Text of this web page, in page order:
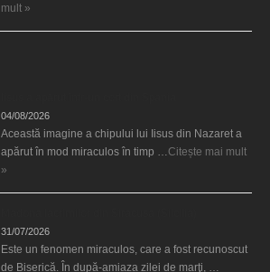
mult »
04/08/2026
Această imagine a chipului lui Iisus din Nazaret a
apărut în mod miraculos în timp …Citește mai mult
»
31/07/2026
Este un fenomen miraculos, care a fost recunoscut
de Biserică. În după-amiaza zilei de marţi, …